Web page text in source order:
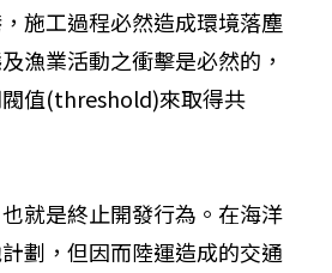
施工過程必然造成環境落塵
漁業活動之衝擊是必然的，
值(threshold)來取得共
就是終止開發行為。在海洋
劃，但因而陸運造成的交通